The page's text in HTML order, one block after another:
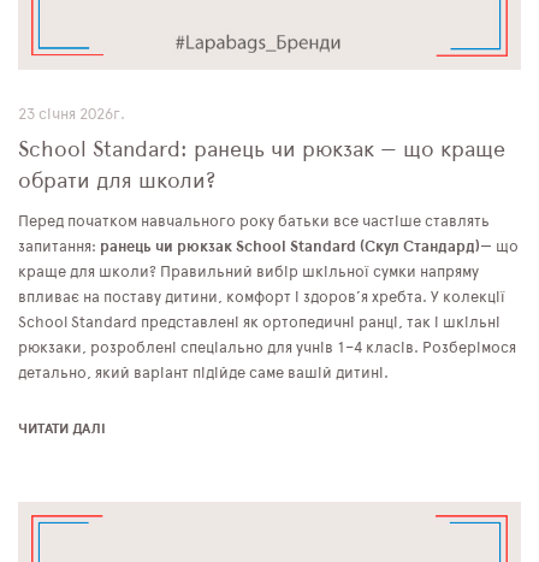
23 січня 2026г.
School Standard: ранець чи рюкзак — що краще
обрати для школи?
Перед початком навчального року батьки все частіше ставлять
запитання: ранець чи рюкзак School Standard (Скул Стандард)— що
краще для школи? Правильний вибір шкільної сумки напряму
впливає на поставу дитини, комфорт і здоров’я хребта. У колекції
School Standard представлені як ортопедичні ранці, так і шкільні
рюкзаки, розроблені спеціально для учнів 1–4 класів. Розберімося
детально, який варіант підійде саме вашій дитині.
ЧИТАТИ ДАЛІ